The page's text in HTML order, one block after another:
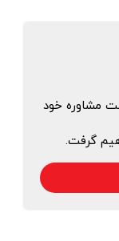
مشاوره خود
گرفت.